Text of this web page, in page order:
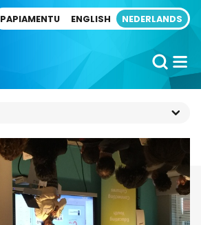
PAPIAMENTU ENGLISH NEDERLANDS